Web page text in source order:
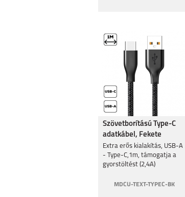
Szövetborítású Type-C
adatkábel, Fekete
Extra erős kialakítás, USB-A
- Type-C,1m, támogatja a
gyorstöltést (2,4A)
MDCU-TEXT-TYPEC-BK